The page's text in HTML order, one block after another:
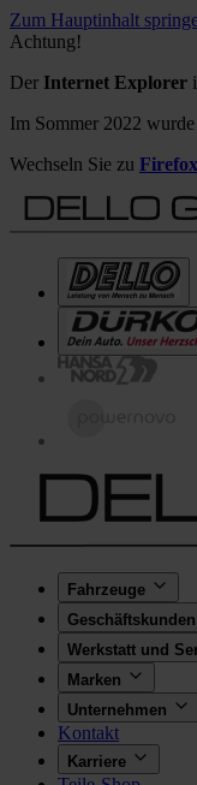
Zum Hauptinhalt
Achtung!
Der Internet Explorer
Im Sommer 2022
Wechseln Sie zu Firefox
Fahrzeuge
Geschäftskunden
Werkstatt und
Marken
Unternehmen
Kontakt
Karriere